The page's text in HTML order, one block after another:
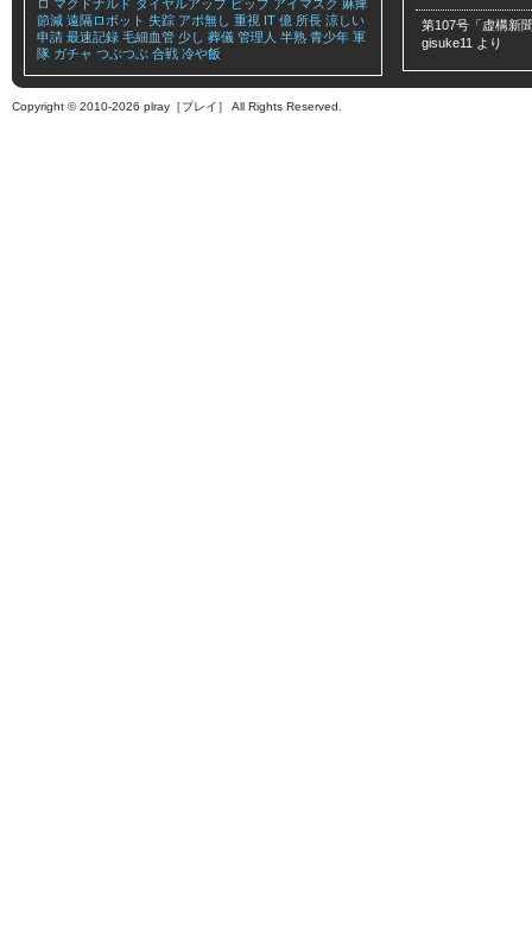
ロ マクドナルド ダイヤルアップ ピップ アイマスク 麻痺
節減 遠隔ロボット 失踪 アポ無し 重視 IT 億 所長 涼しい
申請 最速記録 毛細血管 少し 葬儀 管理人 半熟 青少年 軍
隊 ガチャ つぶつぶ 合戦 冷や飯
第107号「虚構新
gisuke11 より
Copyright © 2010-2026 plray［プレイ］ All Rights Reserved.